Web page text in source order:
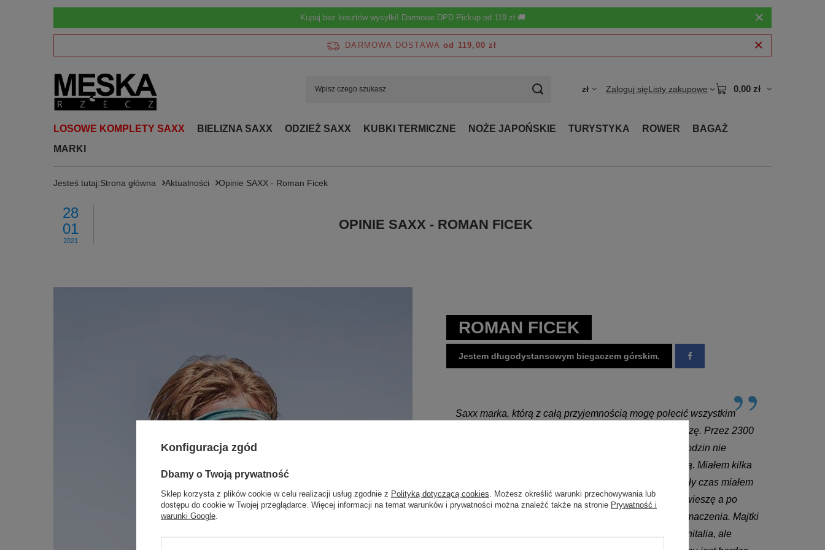
Kupuj bez kosztów wysyłki! Darmowe DPD Pickup od 119 zł 🚚
DARMOWA DOSTAWA od 119,00 zł
zł Zaloguj sięListy zakupowe 0,00 zł
LOSOWE KOMPLETY SAXX BIELIZNA SAXX ODZIEŻ SAXX KUBKI TERMICZNE NOŻE JAPOŃSKIE TURYSTYKA ROWER
BAGAŻ
MARKI
Jesteś tutaj:Strona główna Aktualności Opinie SAXX - Roman Ficek
28
01
2021
OPINIE SAXX - ROMAN FICEK
ROMAN FICEK
Jestem długodystansowym biegaczem górskim.
Saxx marka, którą z całą przyjemnością mogę polecić wszystkim
sportowcom i podróżnikom! Dlaczego? Już się tłumaczę. Przez 2300
km biegnąc po Karpatach w słońcu, deszczu, po 15 godzin nie
miałem ani razu problemu z otarciami bądź niewygodą. Miałem kilka
sztuk ze sobą. Biegałem w nich spałem, myłem się cały czas miałem
je na sobie. Po myciu wystarczyło, że je wykręcę i powieszę a po
wyschnięciu ubierałem powrotem bez żadnego zniesmaczenia. Majtki
bo o nich mowa nie tylko mają specjalny worek na genitalia, ale
Konfiguracja zgód
Dbamy o Twoją prywatność
Sklep korzysta z plików cookie w celu realizacji usług zgodnie z Polityką dotyczącą cookies . Możesz określić warunki przechowywania lub
dostępu do cookie w Twojej przeglądarce. Więcej informacji na temat warunków i prywatności można znaleźć także na stronie Prywatność i
warunki Google